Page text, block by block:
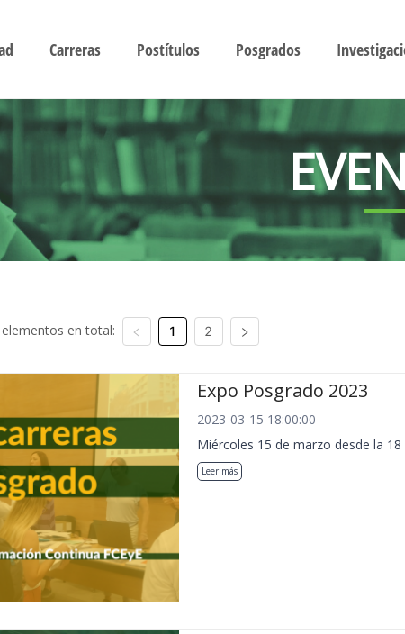
Carreras Postítulos Posgrados
elementos en total: 1 2
Expo Posgrado 2023
2023-03-15 18:00:00
Miércoles 15 de marzo desde la
Leer más